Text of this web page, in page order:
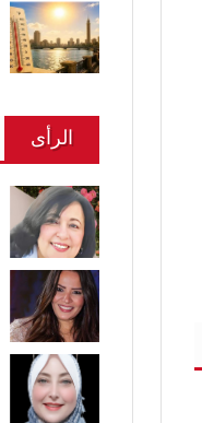
الرأى